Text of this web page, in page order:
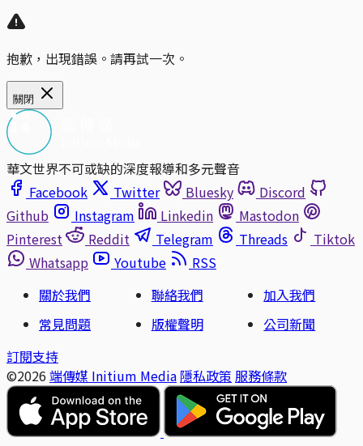
抱歉，出現錯誤。請再試一次。
關閉
華文世界不可或缺的深度報導和多元聲音
Facebook
Twitter Bluesky
Discord
Github
Instagram Linkedin
Mastodon
Pinterest
Reddit Telegram Threads
Tiktok
Whatsapp
Youtube
RSS
關於我們
聯絡我們
加入我們
常見問題
版權聲明
公司新聞
訂閱支持
©2026 端傳媒 Initium Media 隱私政策 服務條款